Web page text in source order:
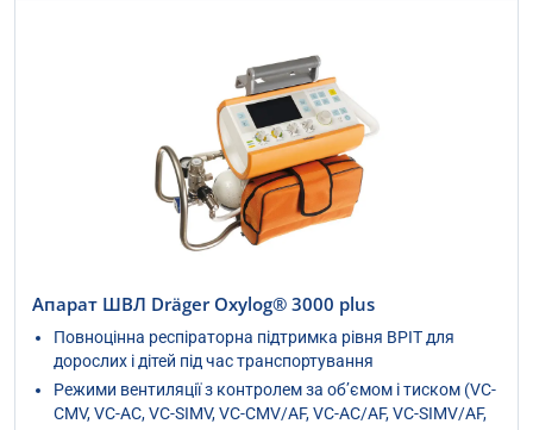
Апарат ШВЛ Dräger Oxylog® 3000 plus
Повноцінна респіраторна підтримка рівня ВРІТ для
дорослих і дітей під час транспортування
Режими вентиляції з контролем за об’ємом і тиском (VC-
CMV, VC-AC, VC-SIMV, VC-CMV/AF, VC-AC/AF, VC-SIMV/AF,